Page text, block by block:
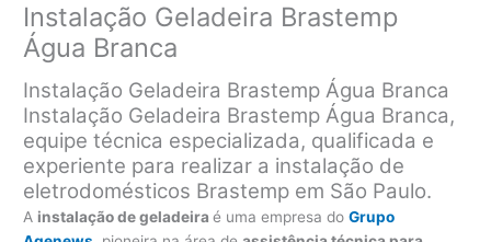
Instalação Geladeira Brastemp
Água Branca
Instalação Geladeira Brastemp Água Branca
Instalação Geladeira Brastemp Água Branca,
equipe técnica especializada, qualificada e
experiente para realizar a instalação de
eletrodomésticos Brastemp em São Paulo.
A instalação de geladeiraé uma empresa doGrupo